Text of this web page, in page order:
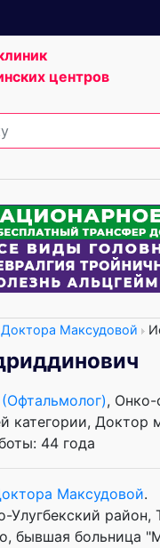
центров
Максудовой
, Онко-
категории Доктор
44 года
Максудовой.
район,
бывшая больница